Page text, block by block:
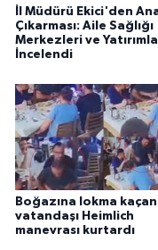
İl Müdürü Ekici'den
Çıkarması: Aile Sağlığı
Merkezleri ve
İncelendi
Boğazına lokma kaçan
vatandaşı Heimlich
manevrası kurtardı